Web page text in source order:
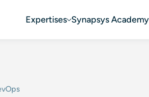
Expertises Synapsys Academy